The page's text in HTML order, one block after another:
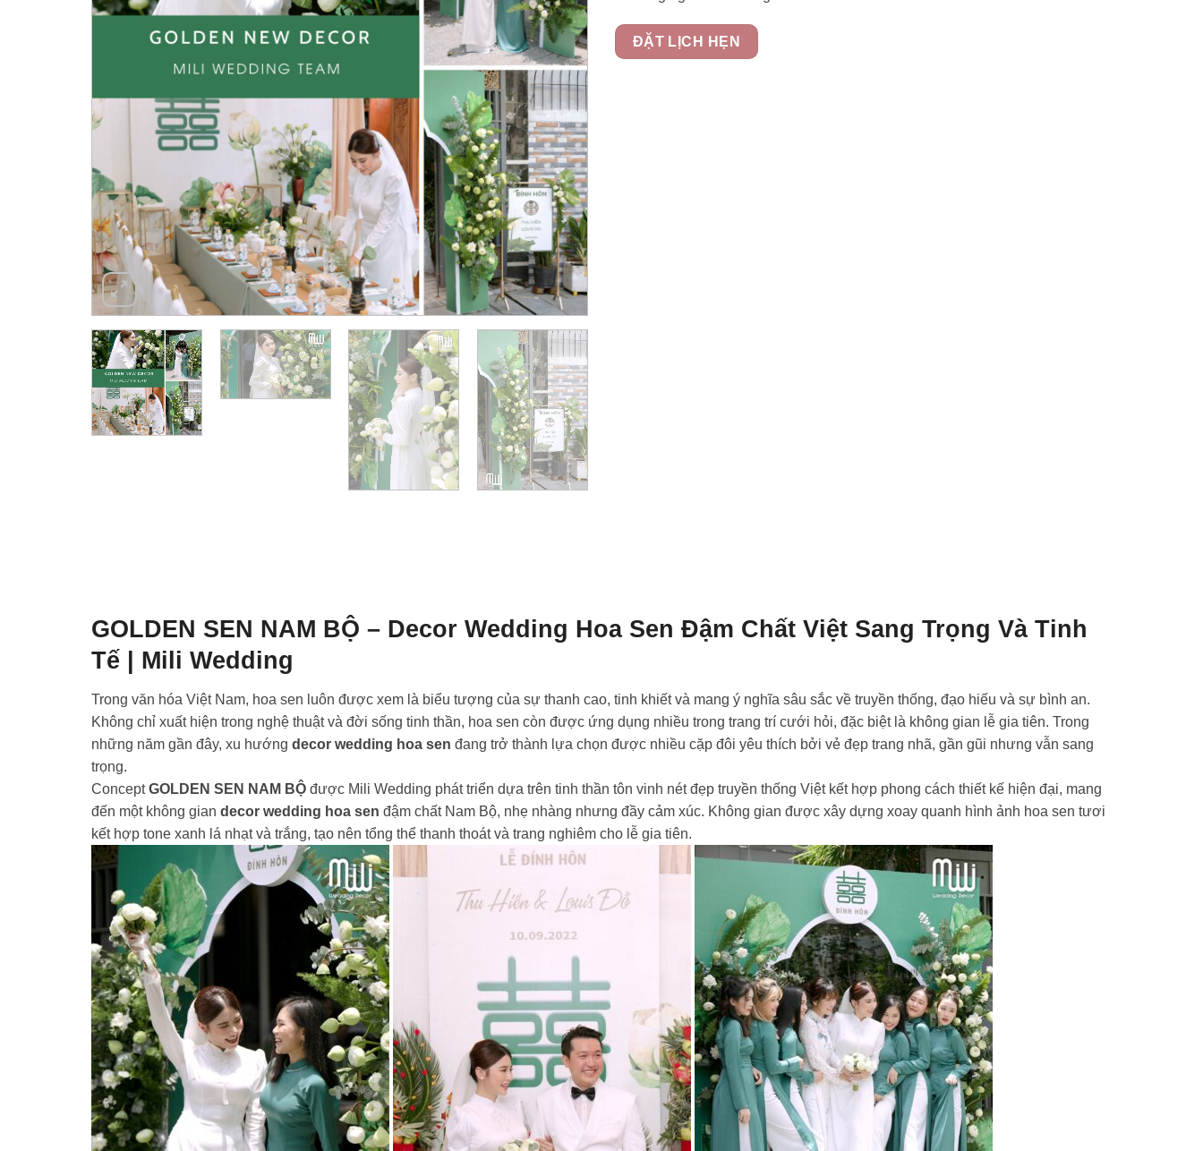
ĐẶT LỊCH HẸN
GOLDEN SEN NAM BỘ – Decor Wedding Hoa Sen Đậm Chất Việt Sang Trọng Và Tinh
Tế | Mili Wedding
Trong văn hóa Việt Nam, hoa sen luôn được xem là biểu tượng của sự thanh cao, tinh khiết và mang ý nghĩa sâu sắc về truyền thống, đạo hiếu và sự bình an.
Không chỉ xuất hiện trong nghệ thuật và đời sống tinh thần, hoa sen còn được ứng dụng nhiều trong trang trí cưới hỏi, đặc biệt là không gian lễ gia tiên. Trong
những năm gần đây, xu hướng decor wedding hoa sen đang trở thành lựa chọn được nhiều cặp đôi yêu thích bởi vẻ đẹp trang nhã, gần gũi nhưng vẫn sang
trọng.
ConceptGOLDEN SEN NAM BỘ được Mili Wedding phát triển dựa trên tinh thần tôn vinh nét đẹp truyền thống Việt kết hợp phong cách thiết kế hiện đại, mang
đến một không gian decor wedding hoa sen đậm chất Nam Bộ, nhẹ nhàng nhưng đầy cảm xúc. Không gian được xây dựng xoay quanh hình ảnh hoa sen tươi
kết hợp tone xanh lá nhạt và trắng, tạo nên tổng thể thanh thoát và trang nghiêm cho lễ gia tiên.